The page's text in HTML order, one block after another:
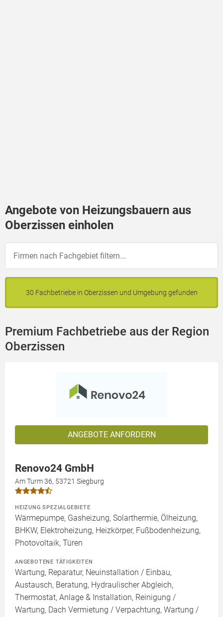
Angebote von Heizungsbauern aus
Oberzissen einholen
30 Fachbetriebe in Oberzissen und Umgebung gefunden
Premium Fachbetriebe aus der Region
Oberzissen
ANGEBOTE ANFORDERN
Renovo24 GmbH
Am Turm 36, 53721 Siegburg
HEIZUNG SPEZIALGEBIETE
Wärmepumpe, Gasheizung, Solarthermie, Ölheizung,
BHKW, Elektroheizung, Heizkörper, Fußbodenheizung,
Photovoltaik, Türen
ANGEBOTENE TÄTIGKEITEN
Wartung, Reparatur, Neuinstallation / Einbau,
Austausch, Beratung, Hydraulischer Abgleich,
Thermostat, Anlage & Installation, Reinigung /
Wartung, Dach Vermietung / Verpachtung, Wartung /